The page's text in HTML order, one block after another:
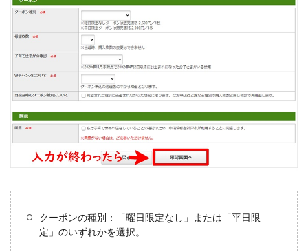
クーポンの種別：「曜日限定なし」または「平日限
定」のいずれかを選択。